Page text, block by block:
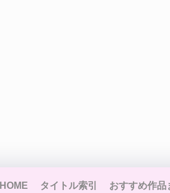
HOME タイトル索引 おすすめ作品